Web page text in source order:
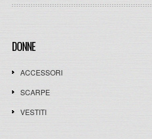
DONNE
ACCESSORI
SCARPE
VESTITI